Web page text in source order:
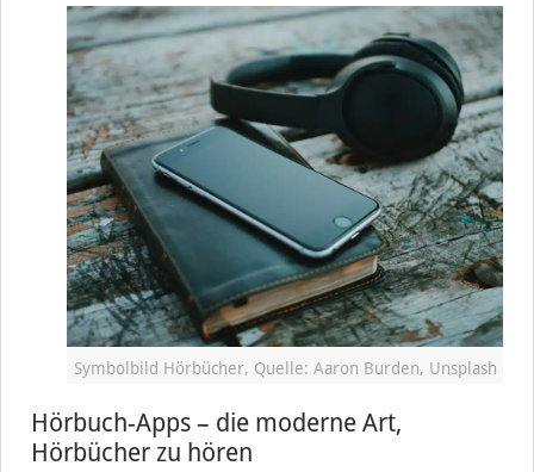
Symbolbild Hörbücher, Quelle: Aaron Burden, Unsplash
Hörbuch-Apps – die moderne Art,
Hörbücher zu hören